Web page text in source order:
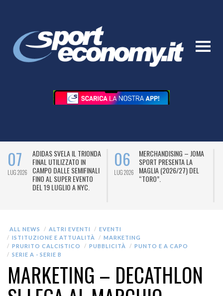
07
LUG 2026
ADIDAS SVELA IL TRIONDA
FINAL UTILIZZATO IN
CAMPO DALLE SEMIFINALI
FINO AL SUPER EVENTO
DEL 19 LUGLIO A NYC.
06
LUG 2026
MERCHANDISING – JOMA
SPORT PRESENTA LA
MAGLIA (2026/27) DEL
“TORO”.
ALL NEWS ALTRI EVENTI
EVENTI
ISTITUZIONE E ATTUALITÀ
MARKETING
PRURITO CALCISTICO
PUBBLICITÀ
PUNTO E A CAPO
SERIE A - SERIE B
MARKETING – DECATHLON